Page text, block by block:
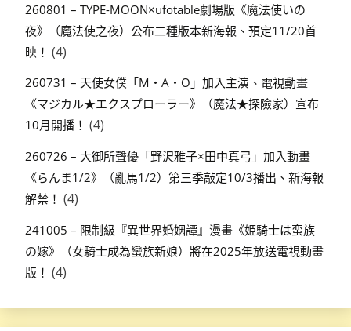
260801 – TYPE-MOON×ufotable劇場版《魔法使いの
夜》（魔法使之夜）公布二種版本新海報、預定11/20首
映！ (4)
260731 – 天使女僕「M・A・O」加入主演、電視動畫
《マジカル★エクスプローラー》（魔法★探險家）宣布
10月開播！ (4)
260726 – 大御所聲優「野沢雅子×田中真弓」加入動畫
《らんま1/2》（亂馬1/2）第三季敲定10/3播出、新海報
解禁！ (4)
241005 – 限制級『異世界婚姻譚』漫畫《姫騎士は蛮族
の嫁》（女騎士成為蠻族新娘）將在2025年放送電視動畫
版！ (4)